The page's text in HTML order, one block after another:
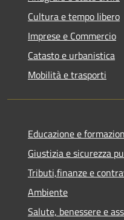
Cultura e tempo libero
Imprese e Commercio
Catasto e urbanistica
Mobilità e trasporti
Educazione e
Giustizia e sicurezza
Tributi,finanze e
Ambiente
Salute, benessere e